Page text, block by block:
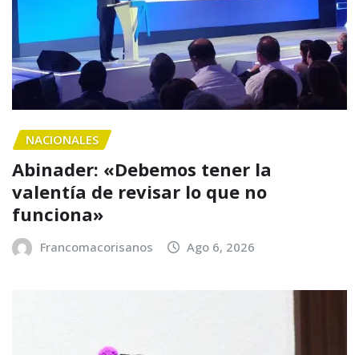
NACIONALES
Abinader: «Debemos tener la
valentía de revisar lo que no
funciona»
Francomacorisanos Ago 6, 2026